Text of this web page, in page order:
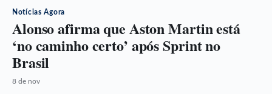
Notícias Agora
Alonso afirma que Aston Martin está
‘no caminho certo’ após Sprint no
Brasil
8 de nov